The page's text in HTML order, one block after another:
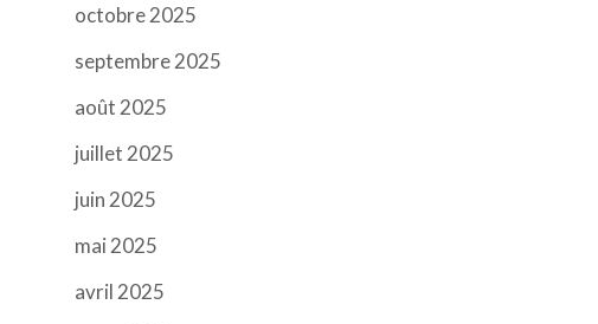
octobre 2025
septembre 2025
août 2025
juillet 2025
juin 2025
mai 2025
avril 2025